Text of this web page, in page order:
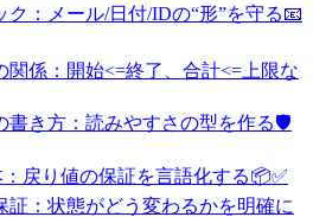
ク：メール/日付/IDの“形”を守る📧
関係：開始<=終了、合計<=上限な
書き方：読みやすさの型を作る🛡️
：戻り値の保証を言語化する📦✅
証：状態がどう変わるかを明確に